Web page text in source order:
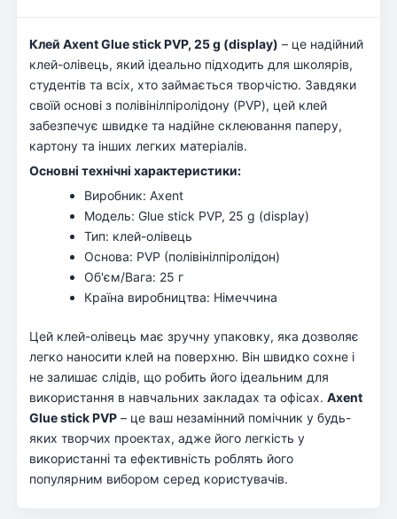
Клей Axent Glue stick PVP, 25 g (display) – це надійний
клей-олівець, який ідеально підходить для школярів,
студентів та всіх, хто займається творчістю. Завдяки
своїй основі з полівінілпіролідону (PVP), цей клей
забезпечує швидке та надійне склеювання паперу,
картону та інших легких матеріалів.
Основні технічні характеристики:
Виробник: Axent
Модель: Glue stick PVP, 25 g (display)
Тип: клей-олівець
Основа: PVP (полівінілпіролідон)
Об'єм/Вага: 25 г
Країна виробництва: Німеччина
Цей клей-олівець має зручну упаковку, яка дозволяє
легко наносити клей на поверхню. Він швидко сохне і
не залишає слідів, що робить його ідеальним для
використання в навчальних закладах та офісах. Axent
Glue stick PVP – це ваш незамінний помічник у будь-
яких творчих проектах, адже його легкість у
використанні та ефективність роблять його
популярним вибором серед користувачів.